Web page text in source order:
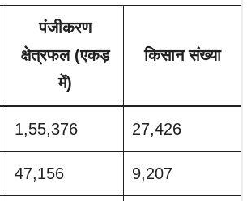
पंजीकरण
क्षेत्रफल (एकड़
में)
किसान संख्या
1,55,376 27,426
47,156 9,207